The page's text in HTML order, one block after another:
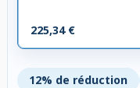
225,34 €
12% de réduction